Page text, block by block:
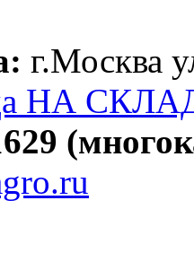
г.Москва
НА